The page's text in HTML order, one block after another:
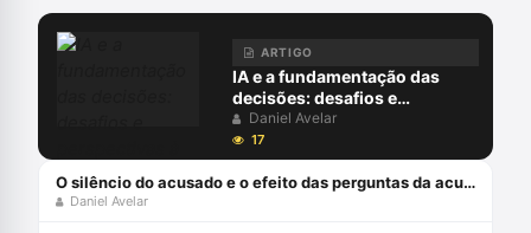
ARTIGO
IA e a fundamentação das
decisões: desafios e
perspectivas à luz da
atualização da Resolução CNJ
332/20
Daniel Avelar
17
O silêncio do acusado e o efeito das perguntas da acusação em plenário
Daniel Avelar